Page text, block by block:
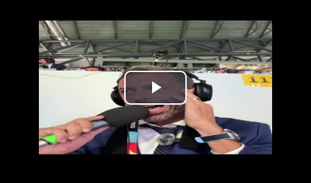
נַגֵּן
וידאו